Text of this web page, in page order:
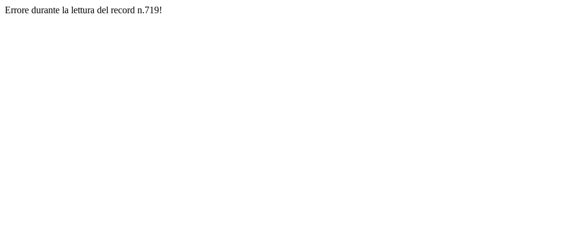
Errore durante la lettura del record n.719!